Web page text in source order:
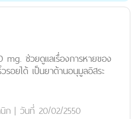
ช่วยดูแลเรื่องการหายของ
รอยได้ เป็นยาต้านอนุมูลอิสระ
ก | วันที่ 20/02/2550